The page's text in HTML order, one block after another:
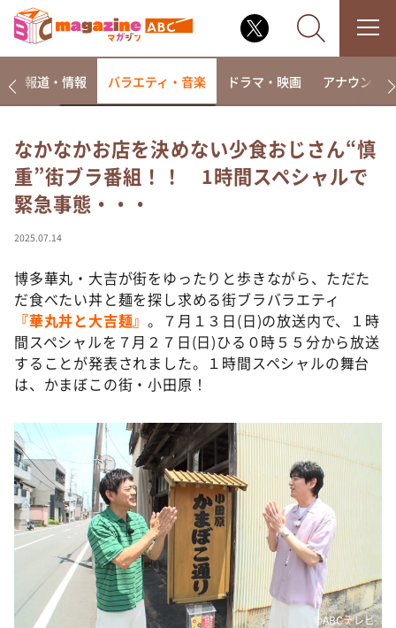
なるみ・岡村の過ぎるTV
相席食堂
これ余談なんですけど・・・
て真剣です
探偵！ナイトスクープ
news おかえり
河合＆A.B.C-Z塚田×福井アナ「なんでやねん！？」
（news おかえり）
本日はダイアンなり！シーズン２
朝だ！生です旅サラダ
教えて！ニュースライブ 正義のミカタ
ＬＩＦＥ～夢のカタチ～
新婚さんいらっしゃい！
ポツンと一軒家
ザキ山小屋本館
報道・情報 バラエティ・音楽 ドラマ・映画 アナウンサー
なかなかお店を決めない少食おじさん“慎
重”街ブラ番組！！ 1時間スペシャルで
緊急事態・・・
2025.07.14
博多華丸・大吉が街をゆったりと歩きながら、ただた
だ食べたい丼と麺を探し求める街ブラバラエティ
『華丸丼と大吉麺』。７月１３日(日)の放送内で、１時
間スペシャルを７月２７日(日)ひる０時５５分から放送
することが発表されました。１時間スペシャルの舞台
は、かまぼこの街・小田原！
©️ABCテレビ